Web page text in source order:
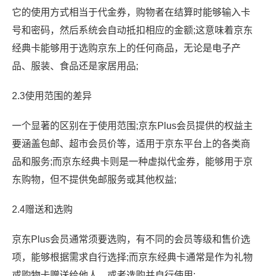
它的使用方式相当于代金券，购物者在结算时能够输入卡
号和密码，然后系统会自动抵扣相应的金额;这意味着京东
经典卡能够用于选购京东上的任何商品，无论是电子产
品、服装、食品还是家居用品;
2.3使用范围的差异
一个显著的区别在于使用范围;京东Plus会员提供的权益主
要涵盖包邮、超市会员价等，适用于京东平台上的各类商
品和服务;而京东经典卡则是一种虚拟代金券，能够用于京
东购物，但不提供免邮服务或其他权益;
2.4赠送和选购
京东Plus会员通常须要选购，有不同的会员等级和售价选
项，能够根据需求自行选择;而京东经典卡通常是作为礼物